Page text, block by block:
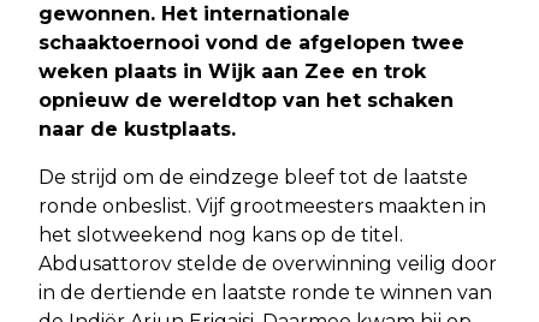
gewonnen. Het internationale
schaaktoernooi vond de afgelopen twee
weken plaats in Wijk aan Zee en trok
opnieuw de wereldtop van het schaken
naar de kustplaats.
De strijd om de eindzege bleef tot de laatste
ronde onbeslist. Vijf grootmeesters maakten in
het slotweekend nog kans op de titel.
Abdusattorov stelde de overwinning veilig door
in de dertiende en laatste ronde te winnen van